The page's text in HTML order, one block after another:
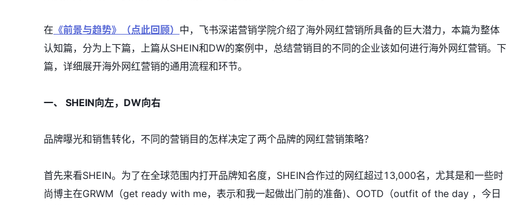
在 《前景与趋势》（点此回顾） 中，飞书深诺营销学院介绍了海外网红营销所具备的巨大潜力，本篇为整体
认知篇，分为上下篇，上篇从SHEIN和DW的案例中，总结营销目的不同的企业该如何进行海外网红营销。下
篇，详细展开海外网红营销的通用流程和环节。
一、 SHEIN向左，DW向右
品牌曝光和销售转化，不同的营销目的怎样决定了两个品牌的网红营销策略？
首先来看SHEIN。为了在全球范围内打开品牌知名度，SHEIN合作过的网红超过13,000名，尤其是和一些时
尚博主在GRWM（get ready with me，表示和我一起做出门前的准备)、OOTD（outfit of the day ，今日